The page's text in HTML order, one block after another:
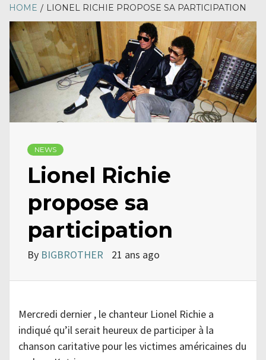
HOME LIONEL RICHIE PROPOSE SA PARTICIPATION
NEWS
Lionel Richie
propose sa
participation
By BIGBROTHER 21 ans ago
Mercredi dernier , le chanteur Lionel Richie a
indiqué qu’il serait heureux de participer à la
chanson caritative pour les victimes américaines du